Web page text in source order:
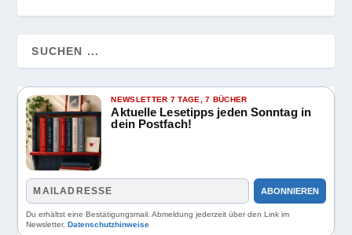
NEWSLETTER 7 TAGE, 7 BÜCHER
Aktuelle Lesetipps jeden Sonntag in
dein Postfach!
ABONNIEREN
Du erhältst eine Bestätigungsmail. Abmeldung jederzeit über den Link im
Newsletter.Datenschutzhinweise